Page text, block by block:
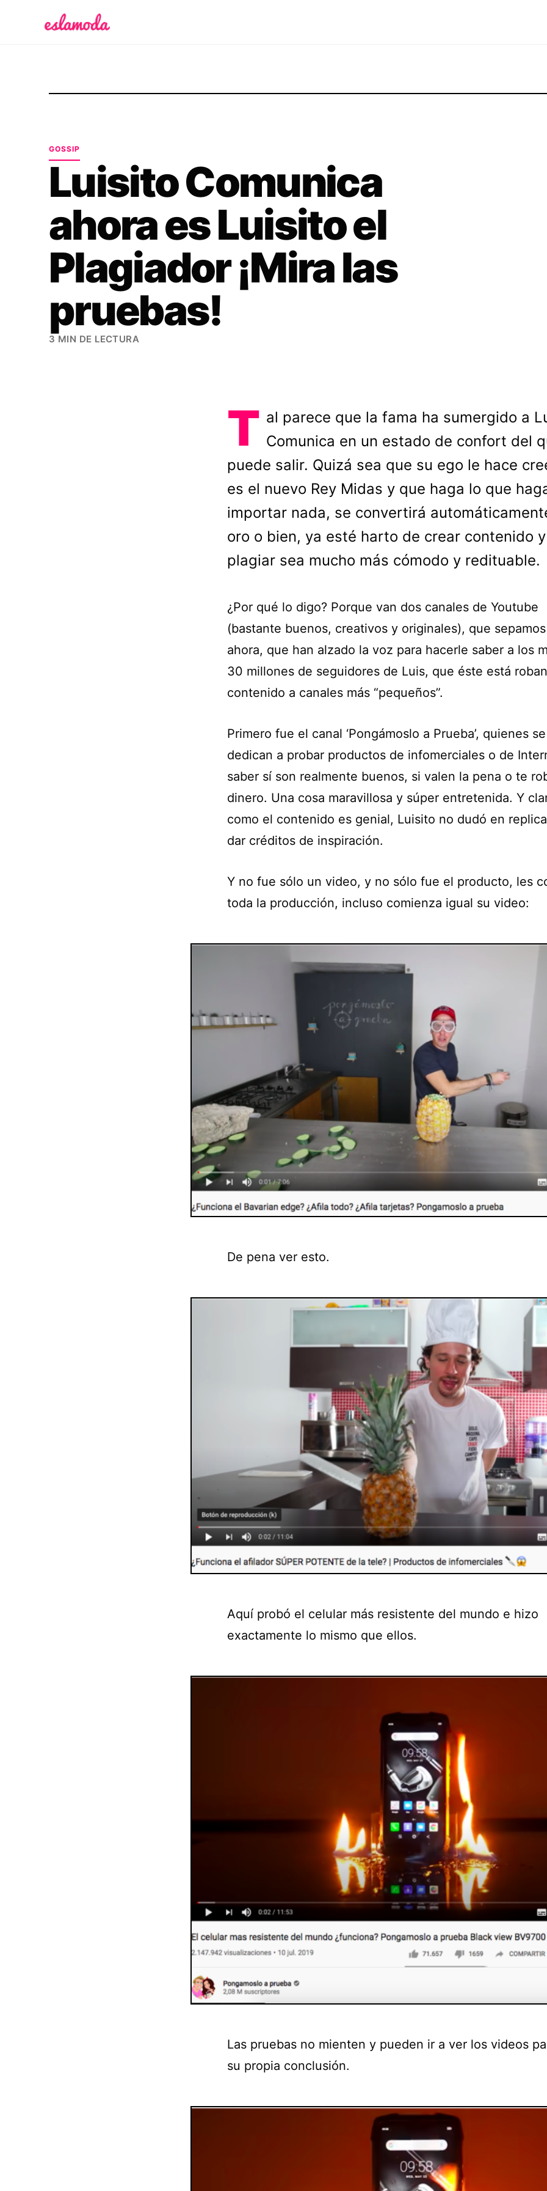
GOSSIP
Luisito Comunica
ahora es Luisito el
Plagiador ¡Mira las
pruebas!
3 MIN DE LECTURA
T al parece que la fama ha sumergido a
Comunica en un estado de confort del
puede salir. Quizá sea que su ego le hace
es el nuevo Rey Midas y que haga lo que
importar nada, se convertirá
oro o bien, ya esté harto de crear contenido y
plagiar sea mucho más cómodo y redituable.
¿Por qué lo digo? Porque van dos canales de Youtube
(bastante buenos, creativos y originales), que
ahora, que han alzado la voz para hacerle saber a los
30 millones de seguidores de Luis, que éste está
contenido a canales más “pequeños”.
Primero fue el canal ‘Pongámoslo a Prueba’, quienes se
dedican a probar productos de infomerciales o de
saber sí son realmente buenos, si valen la pena o te
dinero. Una cosa maravillosa y súper entretenida. Y
como el contenido es genial, Luisito no dudó en
dar créditos de inspiración.
Y no fue sólo un video, y no sólo fue el producto, les
toda la producción, incluso comienza igual su video:
De pena ver esto.
Aquí probó el celular más resistente del mundo e hizo
exactamente lo mismo que ellos.
Las pruebas no mienten y pueden ir a ver los videos
su propia conclusión.